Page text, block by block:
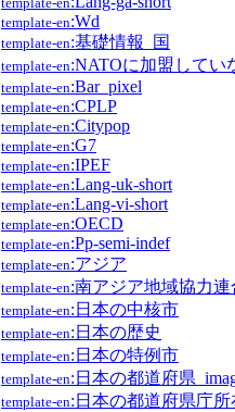
template-en:Wd
template-en:基礎情報_国
template-en:NATOに加盟してい
template-en:Bar_pixel
template-en:CPLP
template-en:Citypop
template-en:G7
template-en:IPEF
template-en:Lang-uk-short
template-en:Lang-vi-short
template-en:OECD
template-en:Pp-semi-indef
template-en:アジア
template-en:南アジア地域協力連
template-en:日本の中核市
template-en:日本の歴史
template-en:日本の特例市
template-en:日本の都道府県
template-en:日本の都道府県庁所